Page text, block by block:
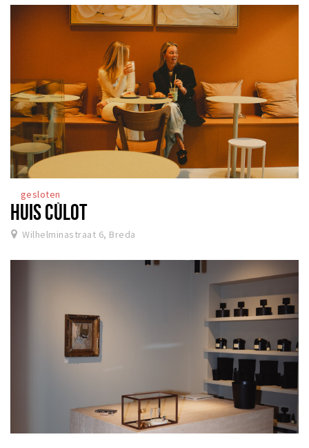
gesloten
HUIS CÙLOT
Wilhelminastraat 6, Breda